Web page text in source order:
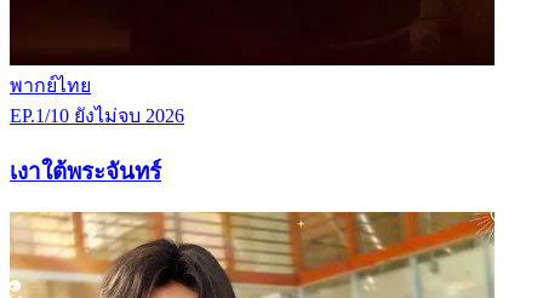
พากย์ไทย
EP.1/10 ยังไม่จบ 2026
เงาใต้พระจันทร์